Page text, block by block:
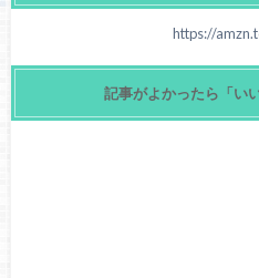
https://
記事がよかったら「い